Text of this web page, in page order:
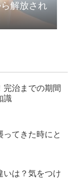
解放され
完治までの期間
識
ってきた時にと
いは？気をつけ